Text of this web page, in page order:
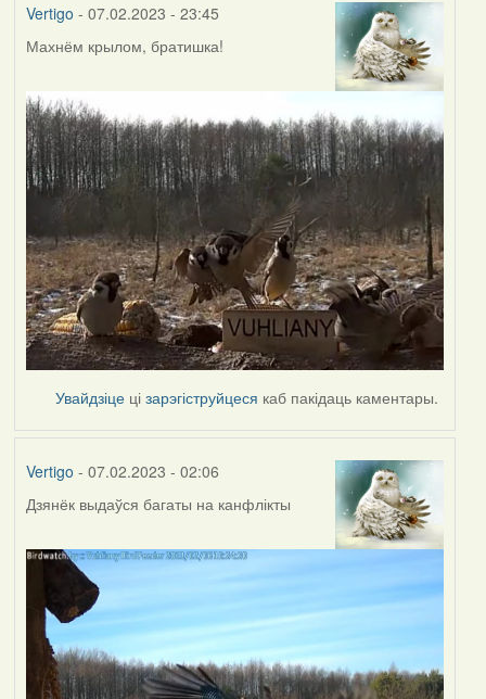
Vertigo - 07.02.2023 - 23:45
Махнём крылом, братишка!
Увайдзіце цізарэгіструйцеся каб пакідаць каментары.
Vertigo - 07.02.2023 - 02:06
Дзянёк выдаўся багаты на канфлікты